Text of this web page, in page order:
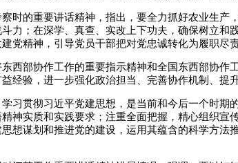
的重要讲话精神，指出，要全力抓好农业生产
力；在深学、真查、实改上下功夫，确保树立
党精神，引导党员干部把对党忠诚转化为履职尽
部协作工作的重要指示精神和全国东西部协作
经验，进一步强化政治担当、完善协作机制、提
贯彻习近平党建思想，是当前和今后一个时期
神实质和实践要求；注重全面把握，精心组织
想谋划和推进党的建设，运用其蕴含的科学方